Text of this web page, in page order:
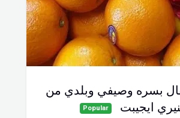
بسره وصيفي وبلدي من
ايجيبت
Popular